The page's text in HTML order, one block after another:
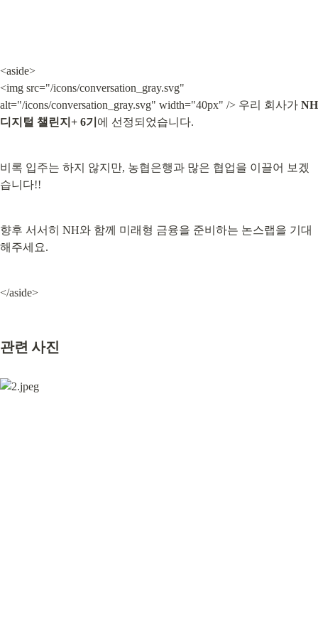
<aside>
<img src="/icons/conversation_gray.svg"
alt="/icons/conversation_gray.svg" width="40px" /> 우리 회사가 NH
디지털 챌린지+ 6기 에 선정되었습니다.
비록 입주는 하지 않지만, 농협은행과 많은 협업을 이끌어 보겠
습니다!!
향후 서서히 NH와 함께 미래형 금융을 준비하는 논스랩을 기대
해주세요.
</aside>
관련 사진